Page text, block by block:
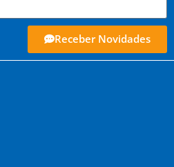
Receber Novidades